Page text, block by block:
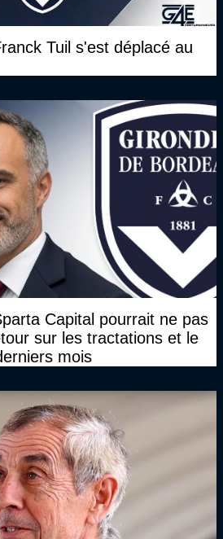
Tuil s'est déplacé au
Capital pourrait ne pas
sur les tractations et le
mois